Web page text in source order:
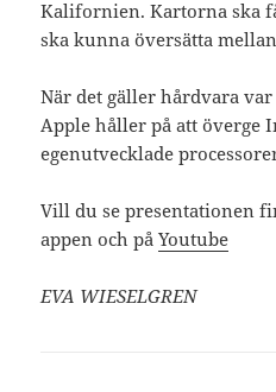
Kalifornien. Kartorna ska
ska kunna översätta
När det gäller hårdvara
Apple håller på att överge
egenutvecklade
Vill du se presentationen
appen och påYoutube
EVA WIESELGREN